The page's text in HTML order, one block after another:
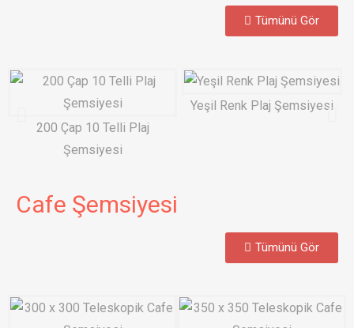
Tümünü Gör
200 Çap 10 Telli Plaj
Şemsiyesi
Yeşil Renk Plaj Şemsiyesi
Cafe Şemsiyesi
Tümünü Gör